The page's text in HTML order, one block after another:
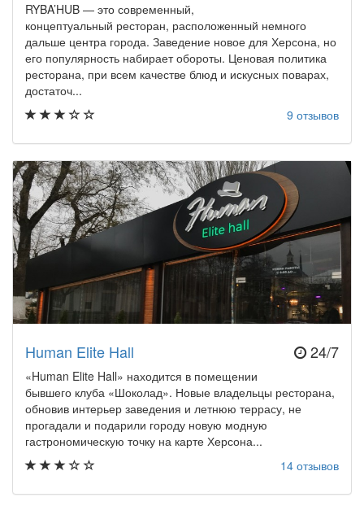
RYBA’HUB — это современный,
концептуальный ресторан, расположенный немного
дальше центра города. Заведение новое для Херсона, но
его популярность набирает обороты. Ценовая политика
ресторана, при всем качестве блюд и искусных поварах,
достаточ...
9 отзывов
24/7
Human Elite Hall
«Human Elite Hall» находится в помещении
бывшего клуба «Шоколад». Новые владельцы ресторана,
обновив интерьер заведения и летнюю террасу, не
прогадали и подарили городу новую модную
гастрономическую точку на карте Херсона...
14 отзывов